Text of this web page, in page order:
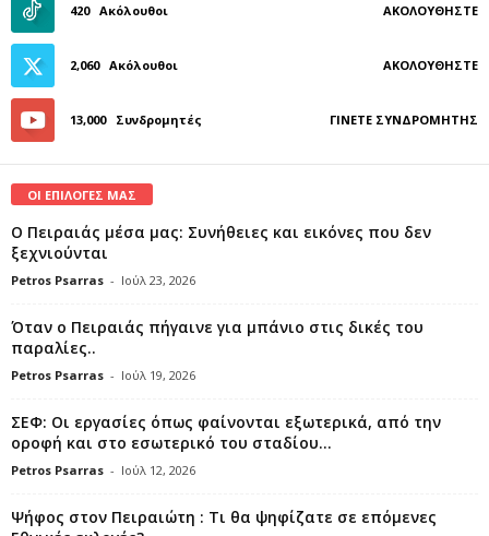
420 Ακόλουθοι ΑΚΟΛΟΥΘΉΣΤΕ
2,060 Ακόλουθοι ΑΚΟΛΟΥΘΉΣΤΕ
13,000 Συνδρομητές ΓΊΝΕΤΕ ΣΥΝΔΡΟΜΗΤΉΣ
ΟΙ ΕΠΙΛΟΓΕΣ ΜΑΣ
Ο Πειραιάς μέσα μας: Συνήθειες και εικόνες που δεν
ξεχνιούνται
Petros Psarras - Ιούλ 23, 2026
Όταν ο Πειραιάς πήγαινε για μπάνιο στις δικές του
παραλίες..
Petros Psarras - Ιούλ 19, 2026
ΣΕΦ: Οι εργασίες όπως φαίνονται εξωτερικά, από την
οροφή και στο εσωτερικό του σταδίου...
Petros Psarras - Ιούλ 12, 2026
Ψήφος στον Πειραιώτη : Τι θα ψηφίζατε σε επόμενες